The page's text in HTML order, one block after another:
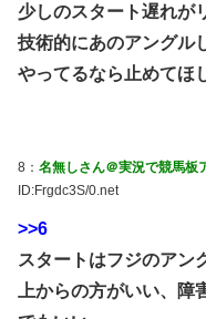
少しのスタート遅れが
技術的にあのアングル
やってるなら止めてほ
8： 名無しさん＠実況で競馬板
ID:Frgdc3S/0.net
>>6
スタートはフジのアン
上からの方がいい、